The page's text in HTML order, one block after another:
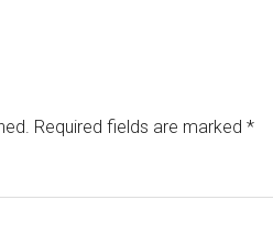
Required fields are marked *